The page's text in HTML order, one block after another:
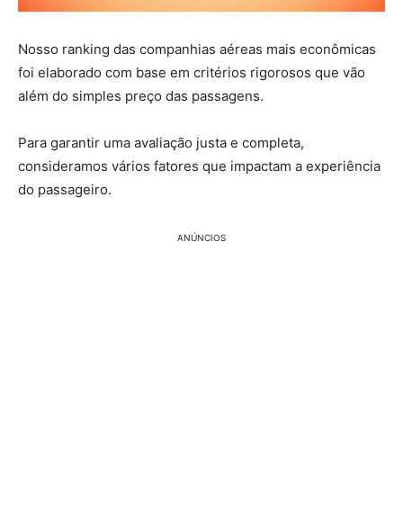
Nosso ranking das companhias aéreas mais econômicas
foi elaborado com base em critérios rigorosos que vão
além do simples preço das passagens.
Para garantir uma avaliação justa e completa,
consideramos vários fatores que impactam a experiência
do passageiro.
ANÚNCIOS